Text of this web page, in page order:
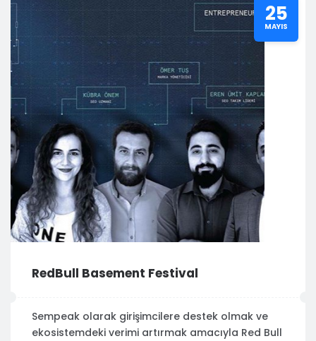
25
MAYIS
RedBull Basement Festival
Sempeak olarak girişimcilere destek olmak ve
ekosistemdeki verimi artırmak amacıyla Red Bull